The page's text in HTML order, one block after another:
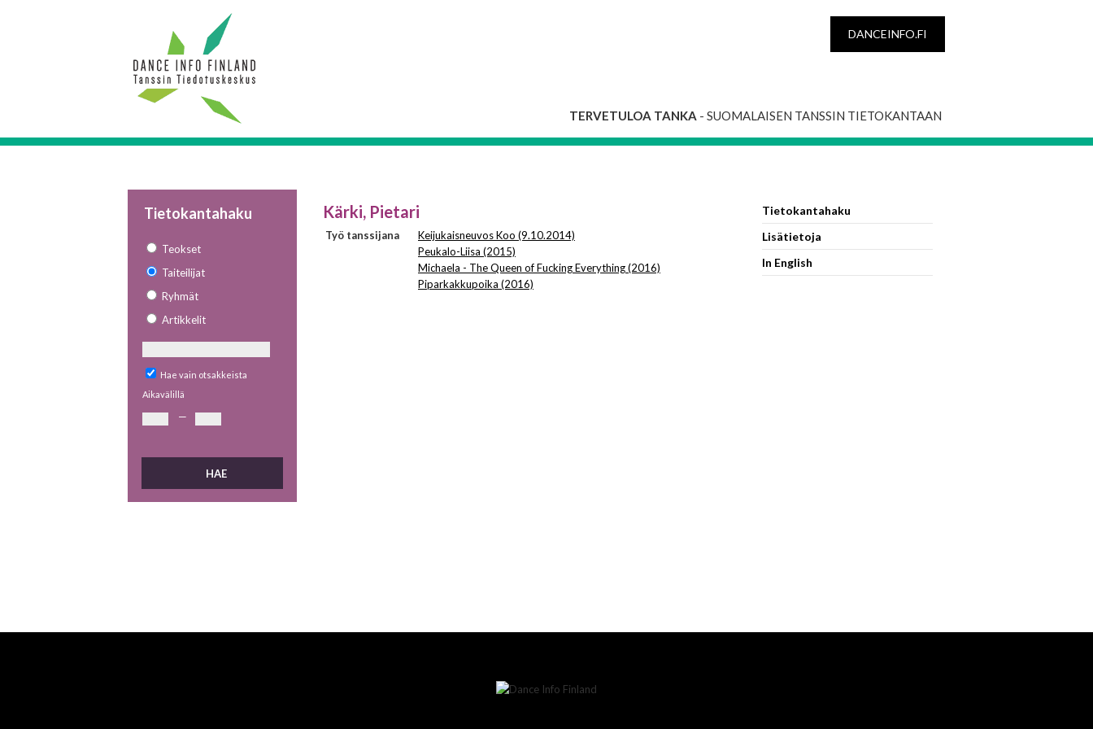
DANCEINFO.FI
TERVETULOA TANKA - SUOMALAISEN TANSSIN TIETOKANTAAN
Tietokantahaku
Teokset
Taiteilijat
Ryhmät
Artikkelit
Hae vain otsakkeista
Aikavälillä
—
Kärki, Pietari
Työ tanssijana
Keijukaisneuvos Koo (9.10.2014)
Peukalo-Liisa (2015)
Michaela - The Queen of Fucking Everything (2016)
Piparkakkupoika (2016)
Tietokantahaku
Lisätietoja
In English